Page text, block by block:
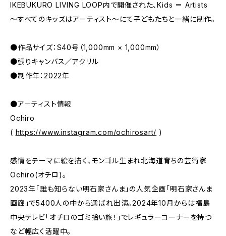
IKEBUKURO LIVING LOOP内で開催された、Kids ＝ Artists
〜すべてのキッズはアーティスト〜にて子どもたちと一緒に制作。
●作品サイズ：S40号（1,000mm × 1,000mm）
●張りキャンバス／アクリル
●制作年：2022年
●アーティスト情報
Ochiro
( https://www.instagram.com/ochirosart/ )
感情をテーマに絵を描く、モンゴル生まれ北海道育ちの芸術家
Ochiro(オチロ)。
2023年「誰も知らない明石家さんま」の人気企画「明石家さんま
画廊」で5400人の中から選ばれ出演。2024年10月からは福島
中央テレビ「オチロのゴミ拾い旅！」でレギュラーコーナーを持つ
など幅広く活躍中。